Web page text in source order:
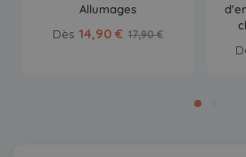
Allumages
Dès 14,90 € 17,90 €